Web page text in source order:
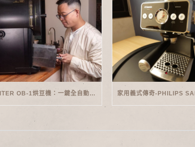
ORBITER OB-1烘豆機：一鍵全自動智能烘焙體驗